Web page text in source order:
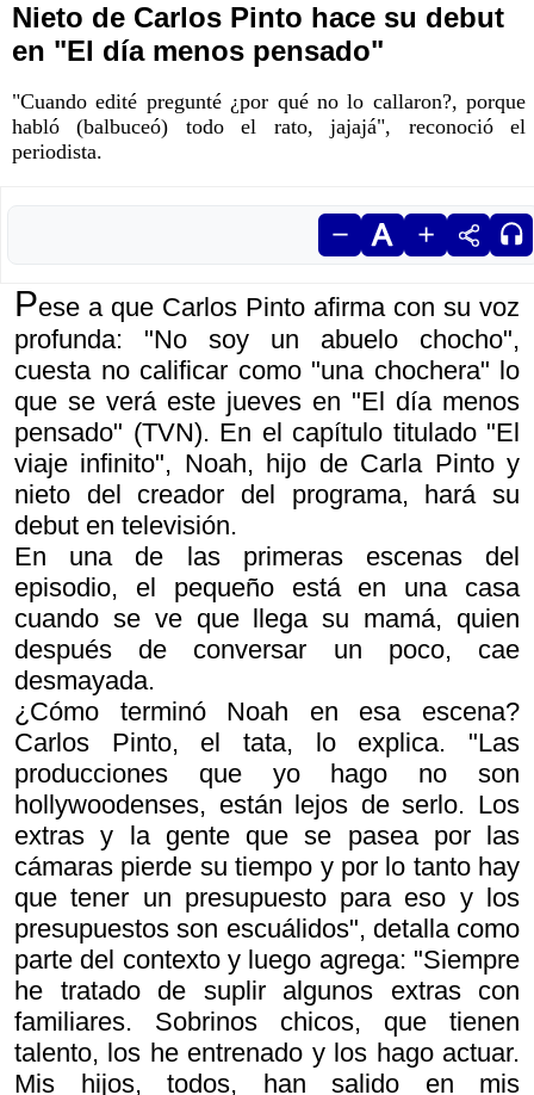
Nieto de Carlos Pinto hace su debut
en "El día menos pensado"
"Cuando edité pregunté ¿por qué no lo callaron?, porque
habló (balbuceó) todo el rato, jajajá", reconoció el
periodista.
Pese a que Carlos Pinto afirma con su voz
profunda: "No soy un abuelo chocho",
cuesta no calificar como "una chochera" lo
que se verá este jueves en "El día menos
pensado" (TVN). En el capítulo titulado "El
viaje infinito", Noah, hijo de Carla Pinto y
nieto del creador del programa, hará su
debut en televisión.
En una de las primeras escenas del
episodio, el pequeño está en una casa
cuando se ve que llega su mamá, quien
después de conversar un poco, cae
desmayada.
¿Cómo terminó Noah en esa escena?
Carlos Pinto, el tata, lo explica. "Las
producciones que yo hago no son
hollywoodenses, están lejos de serlo. Los
extras y la gente que se pasea por las
cámaras pierde su tiempo y por lo tanto hay
que tener un presupuesto para eso y los
presupuestos son escuálidos", detalla como
parte del contexto y luego agrega: "Siempre
he tratado de suplir algunos extras con
familiares. Sobrinos chicos, que tienen
talento, los he entrenado y los hago actuar.
Mis hijos, todos, han salido en mis